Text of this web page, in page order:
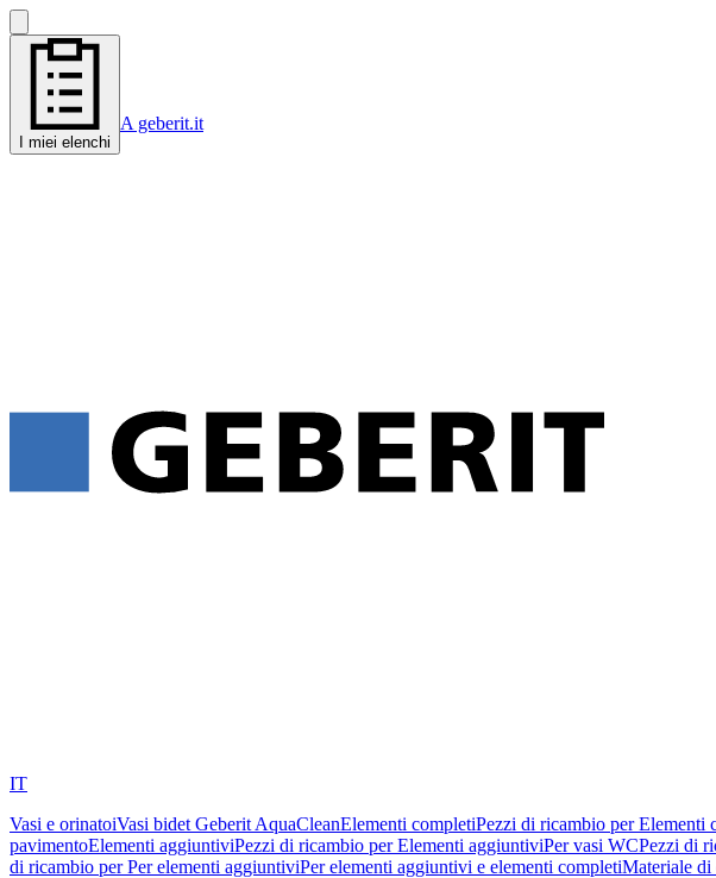
I miei elenchi
A geberit.it
IT
Vasi e orinatoiVasi bidet Geberit AquaCleanElementi completiPezzi di ricambio per Elementi
pavimentoElementi aggiuntiviPezzi di ricambio per Elementi aggiuntiviPer vasi WCPezzi di
di ricambio per Per elementi aggiuntiviPer elementi aggiuntivi e elementi completiMateriale di